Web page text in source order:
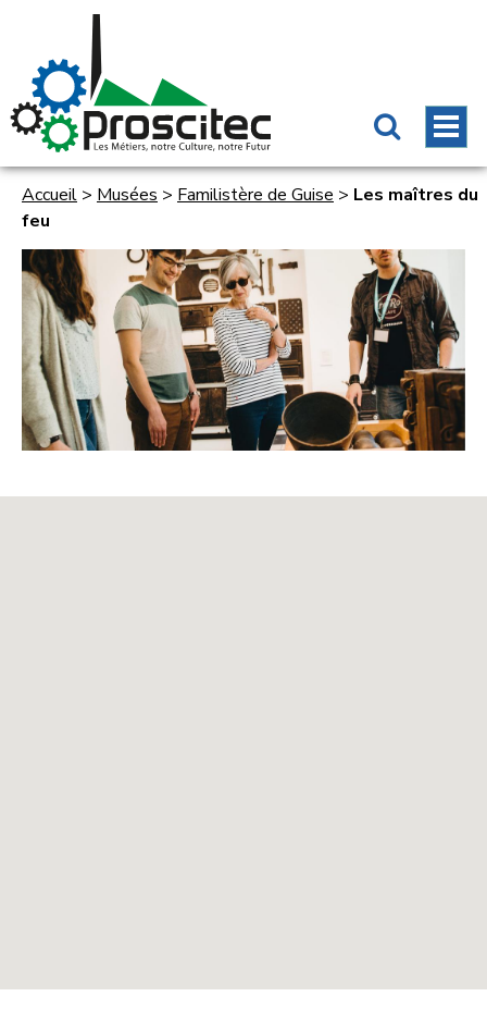
Accueil > Musées > Familistère de Guise > Les maîtres du
feu